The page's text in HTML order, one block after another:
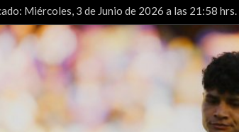
Miércoles, 3 de Junio de 2026 a las 21:58 hrs.